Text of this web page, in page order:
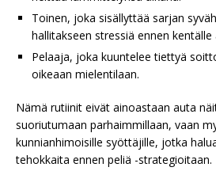
Toinen, joka sisällyttää sarjan
hallitakseen stressiä ennen kentälle
Pelaaja, joka kuuntelee tiettyä
oikeaan mielentilaan.
Nämä rutiinit eivät ainoastaan auta
suoriutumaan parhaimmillaan, vaan
kunnianhimoisille syöttäjille, jotka
tehokkaita ennen peliä -strategioitaan.